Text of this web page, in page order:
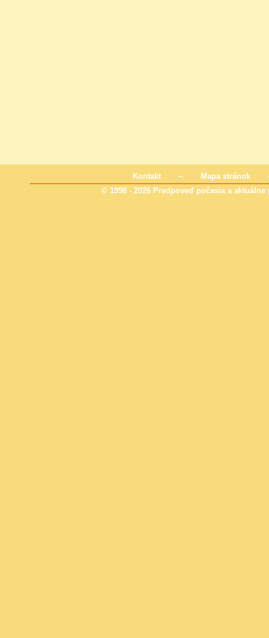
Kontakt ~ Mapa stránok
© 1998 - 2026 Predpoveď počasia a